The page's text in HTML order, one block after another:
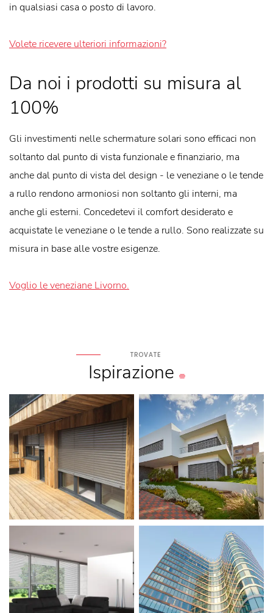
in qualsiasi casa o posto di lavoro.
Volete ricevere ulteriori informazioni?
Da noi i prodotti su misura al
100%
Gli investimenti nelle schermature solari sono efficaci non
soltanto dal punto di vista funzionale e finanziario, ma
anche dal punto di vista del design - le veneziane o le tende
a rullo rendono armoniosi non soltanto gli interni, ma
anche gli esterni. Concedetevi il comfort desiderato e
acquistate le veneziane o le tende a rullo. Sono realizzate su
misura in base alle vostre esigenze.
Voglio le veneziane Livorno.
TROVATE
Ispirazione